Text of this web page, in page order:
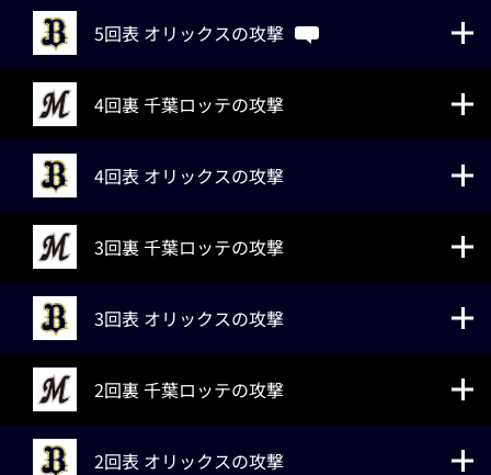
5回表 オリックスの攻撃
4回裏 千葉ロッテの攻撃
4回表 オリックスの攻撃
3回裏 千葉ロッテの攻撃
3回表 オリックスの攻撃
2回裏 千葉ロッテの攻撃
2回表 オリックスの攻撃